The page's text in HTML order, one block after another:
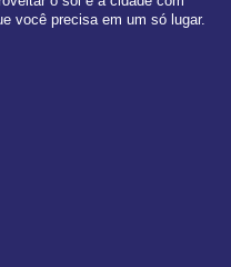
você precisa em um só lugar.